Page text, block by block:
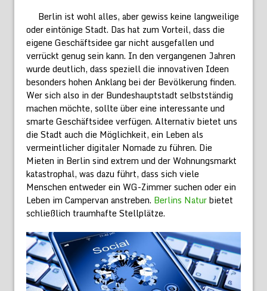
Berlin ist wohl alles, aber gewiss keine langweilige
oder eintönige Stadt. Das hat zum Vorteil, dass die
eigene Geschäftsidee gar nicht ausgefallen und
verrückt genug sein kann. In den vergangenen Jahren
wurde deutlich, dass speziell die innovativen Ideen
besonders hohen Anklang bei der Bevölkerung finden.
Wer sich also in der Bundeshauptstadt selbstständig
machen möchte, sollte über eine interessante und
smarte Geschäftsidee verfügen. Alternativ bietet uns
die Stadt auch die Möglichkeit, ein Leben als
vermeintlicher digitaler Nomade zu führen. Die
Mieten in Berlin sind extrem und der Wohnungsmarkt
katastrophal, was dazu führt, dass sich viele
Menschen entweder ein WG-Zimmer suchen oder ein
Leben im Campervan anstreben. Berlins Naturbietet
schließlich traumhafte Stellplätze.